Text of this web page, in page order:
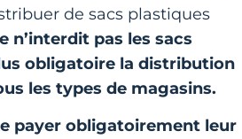
de sacs plastiques
n’interdit pas les sacs
obligatoire la distribution
les types de magasins.
payer obligatoirement leur